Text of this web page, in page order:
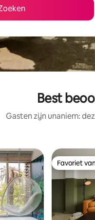
Best
Gasten zijn unaniem:
Favoriet
Favoriet